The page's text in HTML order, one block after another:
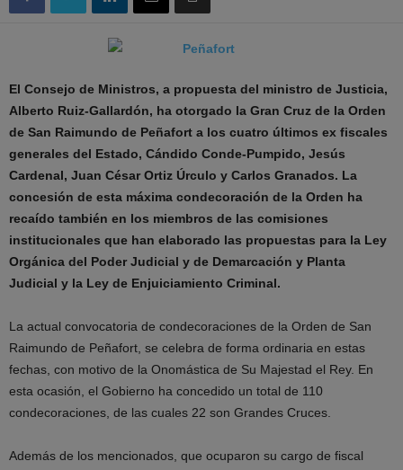
El Consejo de Ministros, a propuesta del ministro de Justicia,
Alberto Ruiz-Gallardón, ha otorgado la Gran Cruz de la Orden
de San Raimundo de Peñafort a los cuatro últimos ex fiscales
generales del Estado, Cándido Conde-Pumpido, Jesús
Cardenal, Juan César Ortiz Úrculo y Carlos Granados. La
concesión de esta máxima condecoración de la Orden ha
recaído también en los miembros de las comisiones
institucionales que han elaborado las propuestas para la Ley
Orgánica del Poder Judicial y de Demarcación y Planta
Judicial y la Ley de Enjuiciamiento Criminal.
La actual convocatoria de condecoraciones de la Orden de San
Raimundo de Peñafort, se celebra de forma ordinaria en estas
fechas, con motivo de la Onomástica de Su Majestad el Rey. En
esta ocasión, el Gobierno ha concedido un total de 110
condecoraciones, de las cuales 22 son Grandes Cruces.
Además de los mencionados, que ocuparon su cargo de fiscal